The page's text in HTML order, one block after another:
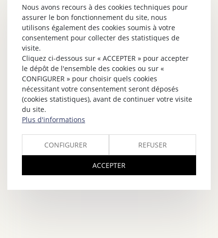
Nous avons recours à des cookies techniques pour
assurer le bon fonctionnement du site, nous
utilisons également des cookies soumis à votre
consentement pour collecter des statistiques de
visite.
Cliquez ci-dessous sur « ACCEPTER » pour accepter
le dépôt de l'ensemble des cookies ou sur «
CONFIGURER » pour choisir quels cookies
nécessitant votre consentement seront déposés
(cookies statistiques), avant de continuer votre visite
du site.
Plus d'informations
CONFIGURER REFUSER
ACCEPTER